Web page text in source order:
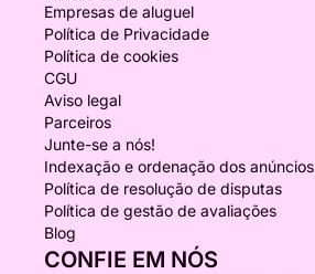
Empresas de aluguel
Política de Privacidade
Política de cookies
CGU
Aviso legal
Parceiros
Junte-se a nós!
Indexação e ordenação dos anúncios
Política de resolução de disputas
Política de gestão de avaliações
Blog
CONFIE EM NÓS